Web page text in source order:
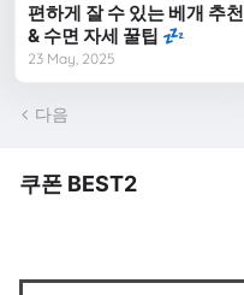
편하게 잘 수 있는 베개 추천
& 수면 자세 꿀팁 💤
23 May, 2025
다음
쿠폰 BEST2